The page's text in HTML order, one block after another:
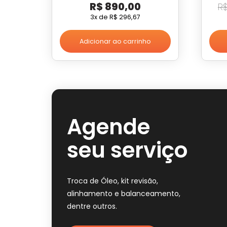
R$ 890,00
3x deR$ 296,67
Adicionar ao carrinho
Agende
seu serviço
Troca de Óleo, kit revisão,
alinhamento e balanceamento,
dentre outros.